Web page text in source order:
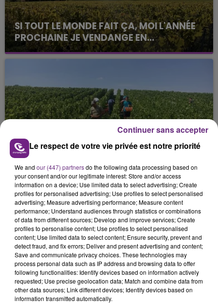
SI TOUT LE MONDE FAIT ÇA, MOI L'ANNÉE
PROCHAINE JE VENDANGE EN...
La vendange en Champagne a débuté ce jeudi 6
août dans la commune de Montgueux (Aube). Du
L'INSPECTION DU TRAVAIL RAPPELLE À
L'ORDRE SUR LES CONDITIONS DE...
Alors que les dates de début des vendange 2026
s'est avéré être plus précoce que prévu,
l'inspection du Travail en profite pour rappeler
les conditions de...
TITRES DIFFUSÉS
8h43
8h43 8h35
8h35
Le respect de votre vie privée est notre priorité
We and our (447) partnersdo the following data processing based on
your consent and/or our legitimate interest: Store and/or access
information on a device; Use limited data to select advertising; Create
profiles for personalised advertising; Use profiles to select personalised
advertising; Measure advertising performance; Measure content
performance; Understand audiences through statistics or combinations
of data from different sources; Develop and improve services; Create
profiles to personalise content; Use profiles to select personalised
content; Use limited data to select content; Ensure security, prevent and
detect fraud, and fix errors; Deliver and present advertising and content;
Save and communicate privacy choices. These technologies may
process personal data such as IP address and browsing data to offer
following functionalities: Identify devices based on information actively
requested; Use precise geolocation data; Match and combine data from
other data sources; Link different devices; Identify devices based on
information transmitted automatically.
Continuer sans accepter